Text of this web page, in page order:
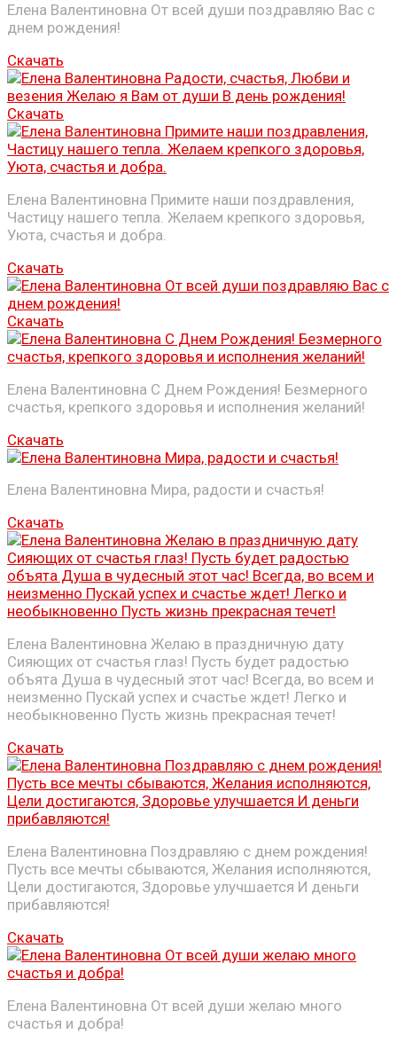
Елена Валентиновна От всей души поздравляю Вас с
днем рождения!
Скачать
Скачать
Елена Валентиновна Примите наши поздравления,
Частицу нашего тепла. Желаем крепкого здоровья,
Уюта, счастья и добра.
Скачать
Скачать
Елена Валентиновна С Днем Рождения! Безмерного
счастья, крепкого здоровья и исполнения желаний!
Скачать
Елена Валентиновна Мира, радости и счастья!
Скачать
Елена Валентиновна Желаю в праздничную дату
Сияющих от счастья глаз! Пусть будет радостью
объята Душа в чудесный этот час! Всегда, во всем и
неизменно Пускай успех и счастье ждет! Легко и
необыкновенно Пусть жизнь прекрасная течет!
Скачать
Елена Валентиновна Поздравляю с днем рождения!
Пусть все мечты сбываются, Желания исполняются,
Цели достигаются, Здоровье улучшается И деньги
прибавляются!
Скачать
Елена Валентиновна От всей души желаю много
счастья и добра!